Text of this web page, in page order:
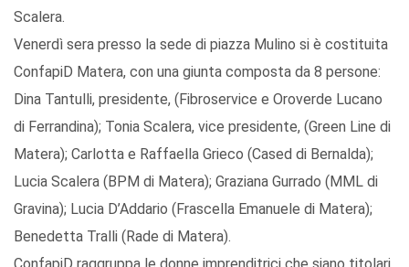
Scalera.
Venerdì sera presso la sede di piazza Mulino si è costituita
ConfapiD Matera, con una giunta composta da 8 persone:
Dina Tantulli, presidente, (Fibroservice e Oroverde Lucano
di Ferrandina); Tonia Scalera, vice presidente, (Green Line di
Matera); Carlotta e Raffaella Grieco (Cased di Bernalda);
Lucia Scalera (BPM di Matera); Graziana Gurrado (MML di
Gravina); Lucia D’Addario (Frascella Emanuele di Matera);
Benedetta Tralli (Rade di Matera).